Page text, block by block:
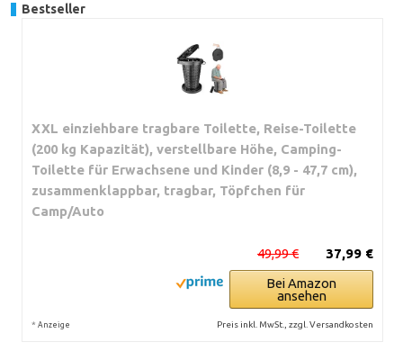
Bestseller
XXL einziehbare tragbare Toilette, Reise-Toilette
(200 kg Kapazität), verstellbare Höhe, Camping-
Toilette für Erwachsene und Kinder (8,9 - 47,7 cm),
zusammenklappbar, tragbar, Töpfchen für
Camp/Auto
37,99 €
49,99 €
Bei Amazon
ansehen
* Anzeige Preis inkl. MwSt., zzgl. Versandkosten